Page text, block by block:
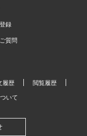
録
質問
履歴 閲覧履歴
いて